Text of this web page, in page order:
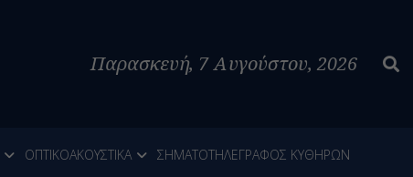
Παρασκευή, 7 Αυγούστου, 2026
ΟΠΤΙΚΟΑΚΟΥΣΤΙΚΑ ΣΗΜΑΤΟΤΗΛΕΓΡΑΦΟΣ ΚΥΘΗΡΩΝ